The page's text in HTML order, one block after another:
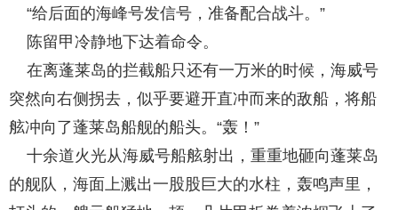
“给后面的海峰号发信号，准备配合战斗。”
陈留甲冷静地下达着命令。
在离蓬莱岛的拦截船只还有一万米的时候，海威号
突然向右侧拐去，似乎要避开直冲而来的敌船，将船
舷冲向了蓬莱岛船舰的船头。“轰！”
十余道火光从海威号船舷射出，重重地砸向蓬莱岛
的舰队，海面上溅出一股股巨大的水柱，轰鸣声里，